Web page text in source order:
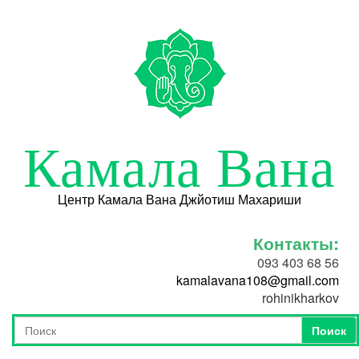
Камала Вана
Центр Камала Вана Джйотиш Махариши
Контакты:
093 403 68 56
kamalavana108@gmail.com
rohinikharkov
Форма поиска
Поиск